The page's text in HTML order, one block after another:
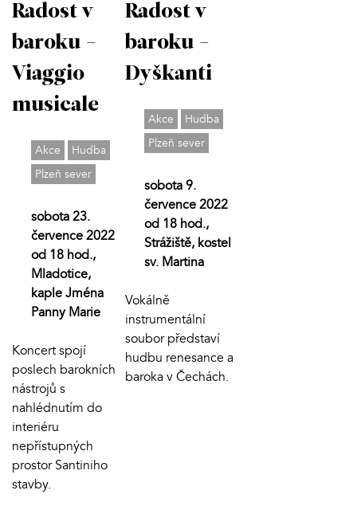
Radost v
baroku -
Viaggio
musicale
Akce
Hudba
Plzeň sever
sobota 23.
července 2022
od 18 hod.,
Mladotice,
kaple Jména
Panny Marie
Koncert spojí
poslech barokních
nástrojů s
nahlédnutím do
interiéru
nepřístupných
prostor Santiniho
stavby.
Radost v
baroku -
Dyškanti
Akce
Hudba
Plzeň sever
sobota 9.
července 2022
od 18 hod.,
Strážiště, kostel
sv. Martina
Vokálně
instrumentální
soubor představí
hudbu renesance a
baroka v Čechách.